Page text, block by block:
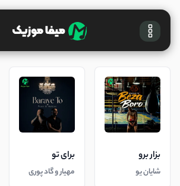
بزار برو
شایان یو
برای تو
مهیار و گاد پوری